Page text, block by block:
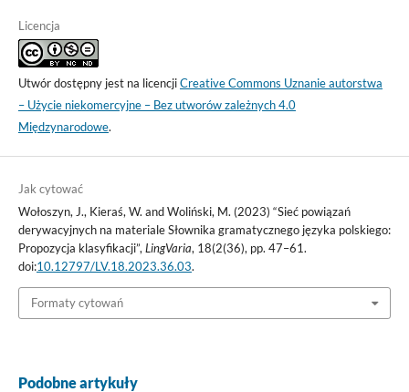
Licencja
Utwór dostępny jest na licencjiCreative Commons Uznanie autorstwa
– Użycie niekomercyjne – Bez utworów zależnych 4.0
Międzynarodowe.
Jak cytować
Wołoszyn, J., Kieraś, W. and Woliński, M. (2023) “Sieć powiązań
derywacyjnych na materiale Słownika gramatycznego języka polskiego:
Propozycja klasyfikacji”, LingVaria, 18(2(36), pp. 47–61.
doi:10.12797/LV.18.2023.36.03.
Formaty cytowań
Podobne artykuły